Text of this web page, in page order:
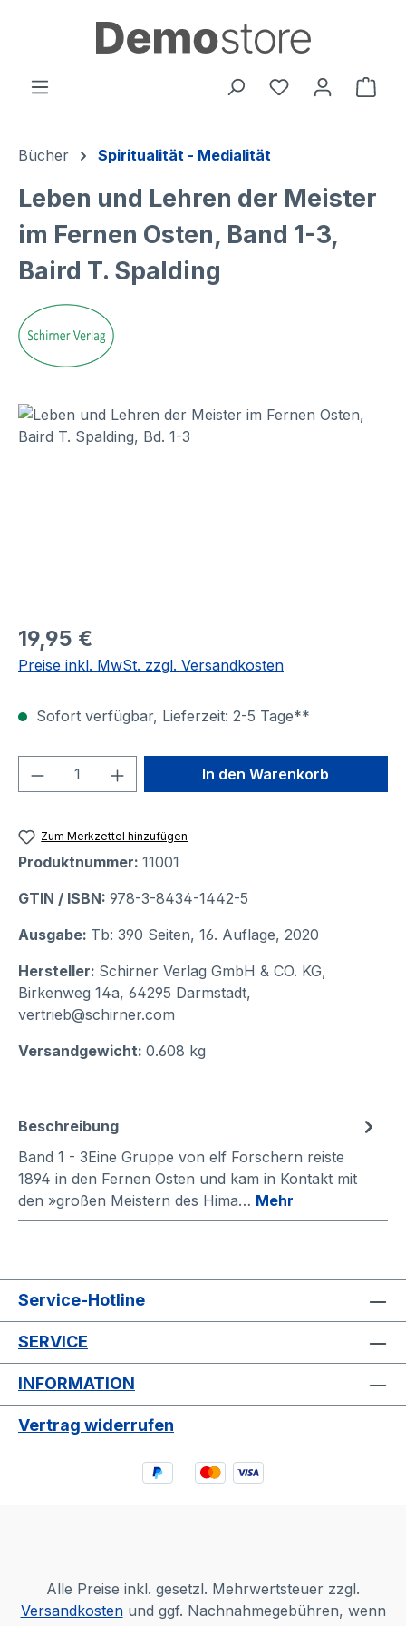
Bücher Spiritualität - Medialität
Leben und Lehren der Meister
im Fernen Osten, Band 1-3,
Baird T. Spalding
Bildergalerie überspringen
19,95 €
Preise inkl. MwSt. zzgl. Versandkosten
Sofort verfügbar, Lieferzeit: 2-5 Tage**
Produkt Anzahl: Gib denIn den Warenkorb
Zum Merkzettel hinzufügen
Produktnummer: 11001
GTIN / ISBN: 978-3-8434-1442-5
Ausgabe: Tb: 390 Seiten, 16. Auflage, 2020
Hersteller: Schirner Verlag GmbH & CO. KG,
Birkenweg 14a, 64295 Darmstadt,
vertrieb@schirner.com
Versandgewicht: 0.608 kg
Beschreibung
Band 1 - 3Eine Gruppe von elf Forschern reiste
1894 in den Fernen Osten und kam in Kontakt mit
den »großen Meistern des Hima… Mehr
Service-Hotline
SERVICE
INFORMATION
Vertrag widerrufen
Alle Preise inkl. gesetzl. Mehrwertsteuer zzgl.
Versandkostenund ggf. Nachnahmegebühren, wenn